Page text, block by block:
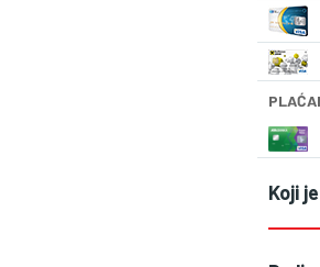
Koji